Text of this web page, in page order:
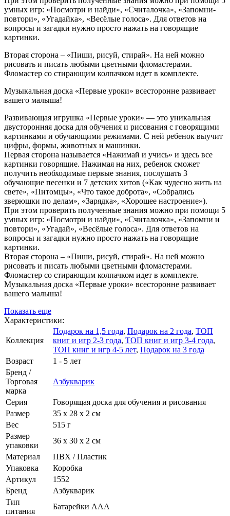
умных игр: «Посмотри и найди», «Считалочка», «Запомни-
повтори», «Угадайка», «Весёлые голоса». Для ответов на
вопросы и загадки нужно просто нажать на говорящие
картинки.
Вторая сторона – «Пиши, рисуй, стирай». На ней можно
рисовать и писать любыми цветными фломастерами.
Фломастер со стирающим колпачком идет в комплекте.
Музыкальная доска «Первые уроки» всесторонне развивает
вашего малыша!
Развивающая игрушка «Первые уроки» — это уникальная
двусторонняя доска для обучения и рисования с говорящими
картинками и обучающими режимами. С ней ребенок выучит
цифры, формы, животных и машинки.
Первая сторона называется «Нажимай и учись» и здесь все
картинки говорящие. Нажимая на них, ребенок сможет
получить необходимые первые знания, послушать 3
обучающие песенки и 7 детских хитов («Как чудесно жить на
свете», «Питомцы», «Что такое доброта», «Собрались
зверюшки по делам», «Зарядка», «Хорошее настроение»).
При этом проверить полученные знания можно при помощи 5
умных игр: «Посмотри и найди», «Считалочка», «Запомни и
повтори», «Угадай», «Весёлые голоса». Для ответов на
вопросы и загадки нужно просто нажать на говорящие
картинки.
Вторая сторона – «Пиши, рисуй, стирай». На ней можно
рисовать и писать любыми цветными фломастерами.
Фломастер со стирающим колпачком идет в комплекте.
Музыкальная доска «Первые уроки» всесторонне развивает
вашего малыша!
Показать еще
Характеристики:
Коллекция
Подарок на 1,5 года, Подарок на 2 года, ТОП
книг и игр 2-3 года, ТОП книг и игр 3-4 года,
ТОП книг и игр 4-5 лет, Подарок на 3 года
Возраст
1 - 5 лет
Бренд /
Торговая
марка
Азбукварик
Серия
Говорящая доска для обучения и рисования
Размер
35 х 28 х 2 см
Вес
515 г
Размер
упаковки
36 х 30 х 2 см
Материал
ПВХ / Пластик
Упаковка
Коробка
Артикул
1552
Бренд
Азбукварик
Тип
питания
Батарейки AAA